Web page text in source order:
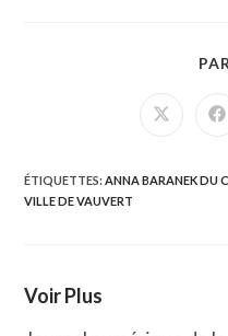
Ouvrir
fenêtre
ÉTIQUETTES:ANNA BARANEK DU
VILLE DE VAUVERT
Voir Plus